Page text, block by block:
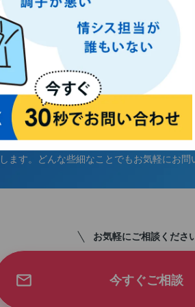
せ
す。どんな些細なことでもお気軽にお問
お気軽にご相談くださ
今すぐご相談